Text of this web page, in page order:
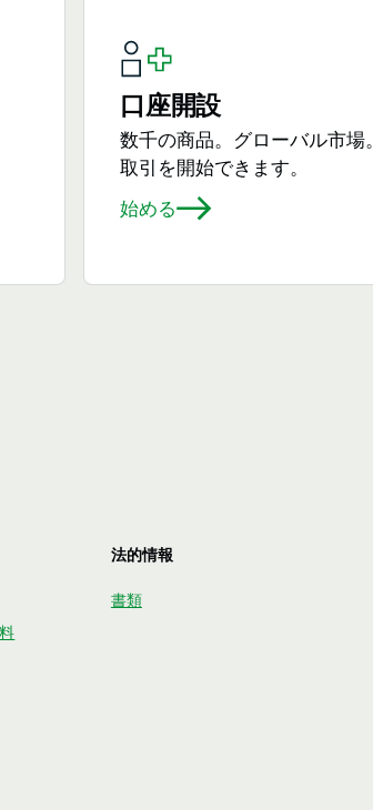
口座開設
数千の商品。グローバル市
取引を開始できます。
始める
法的情報
書類